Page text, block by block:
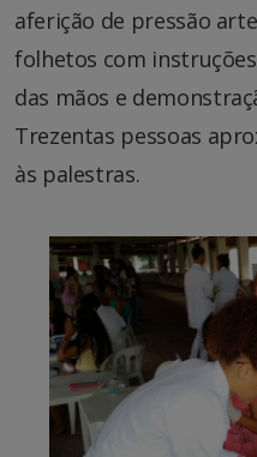
aferição de pressão
folhetos com
das mãos e
Trezentas pessoas
às palestras.